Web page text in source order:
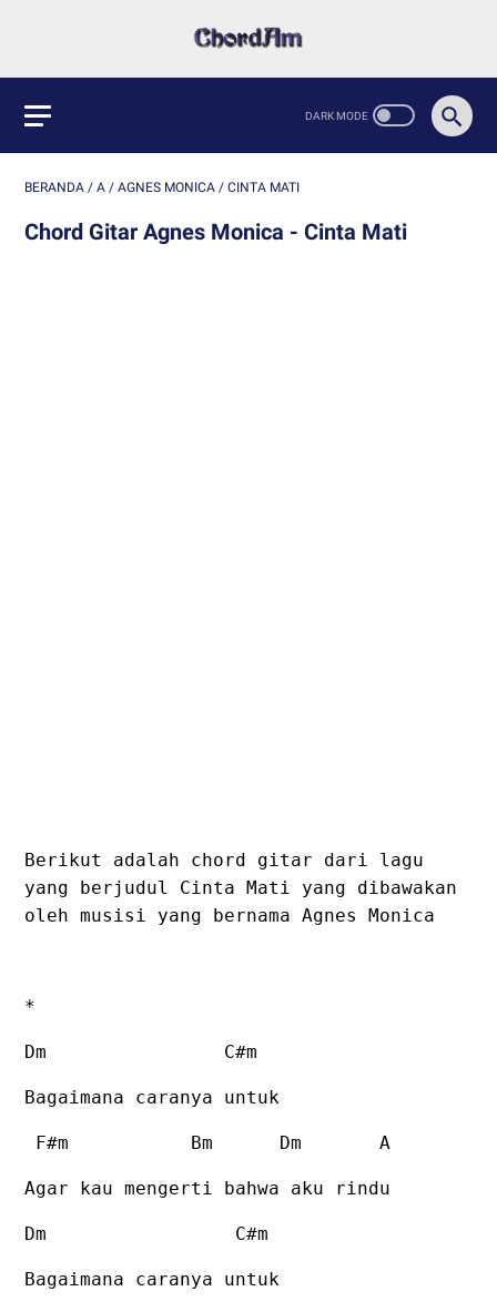
BERANDA / A / AGNES MONICA / CINTA MATI
Chord Gitar Agnes Monica - Cinta Mati
Berikut adalah chord gitar dari lagu
yang berjudul Cinta Mati yang dibawakan
oleh musisi yang bernama Agnes Monica
*
Dm C#m
Bagaimana caranya untuk
F#m Bm Dm A
Agar kau mengerti bahwa aku rindu
Dm C#m
Bagaimana caranya untuk